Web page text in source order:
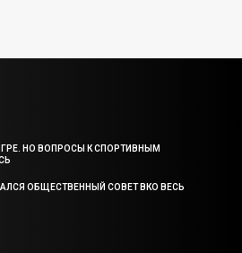
НО ВОПРОСЫ К СПОРТИВНЫМ
ОБЩЕСТВЕННЫЙ СОВЕТ ВКО ВЕСЬ